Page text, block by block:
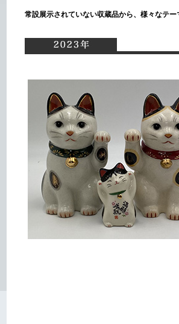
常設展示されていない収蔵品から、様々なテー